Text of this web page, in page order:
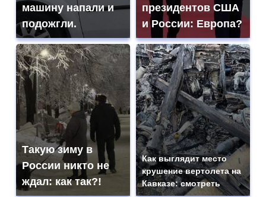
машину напали и
подожгли.
президентов США
и России: Европа?
Такую зиму в
России никто не
ждал: как так?!
Как выглядит место
крушение вертолета на
Кавказе: смотреть